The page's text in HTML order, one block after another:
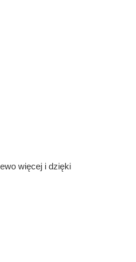
więcej i dzięki